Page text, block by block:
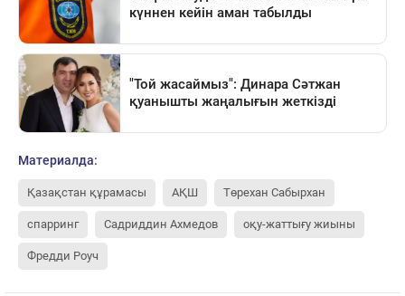
Материалда:
Қазақстан құрамасы АҚШ Төрехан Сабырхан
спарринг Садриддин Ахмедов оқу-жаттығу жиыны
Фредди Роуч